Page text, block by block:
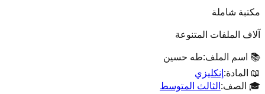
مكتبة شاملة
آلاف الملفات المتنوعة
📚 اسم الملف:طه حسين
📖 المادة:إنكليزي
🎓 الصف:الثالث المتوسط